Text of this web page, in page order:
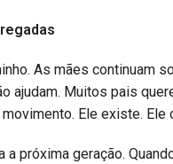
As mães continuam
ajudam. Muitos pais
Ele existe. Ele
próxima geração.